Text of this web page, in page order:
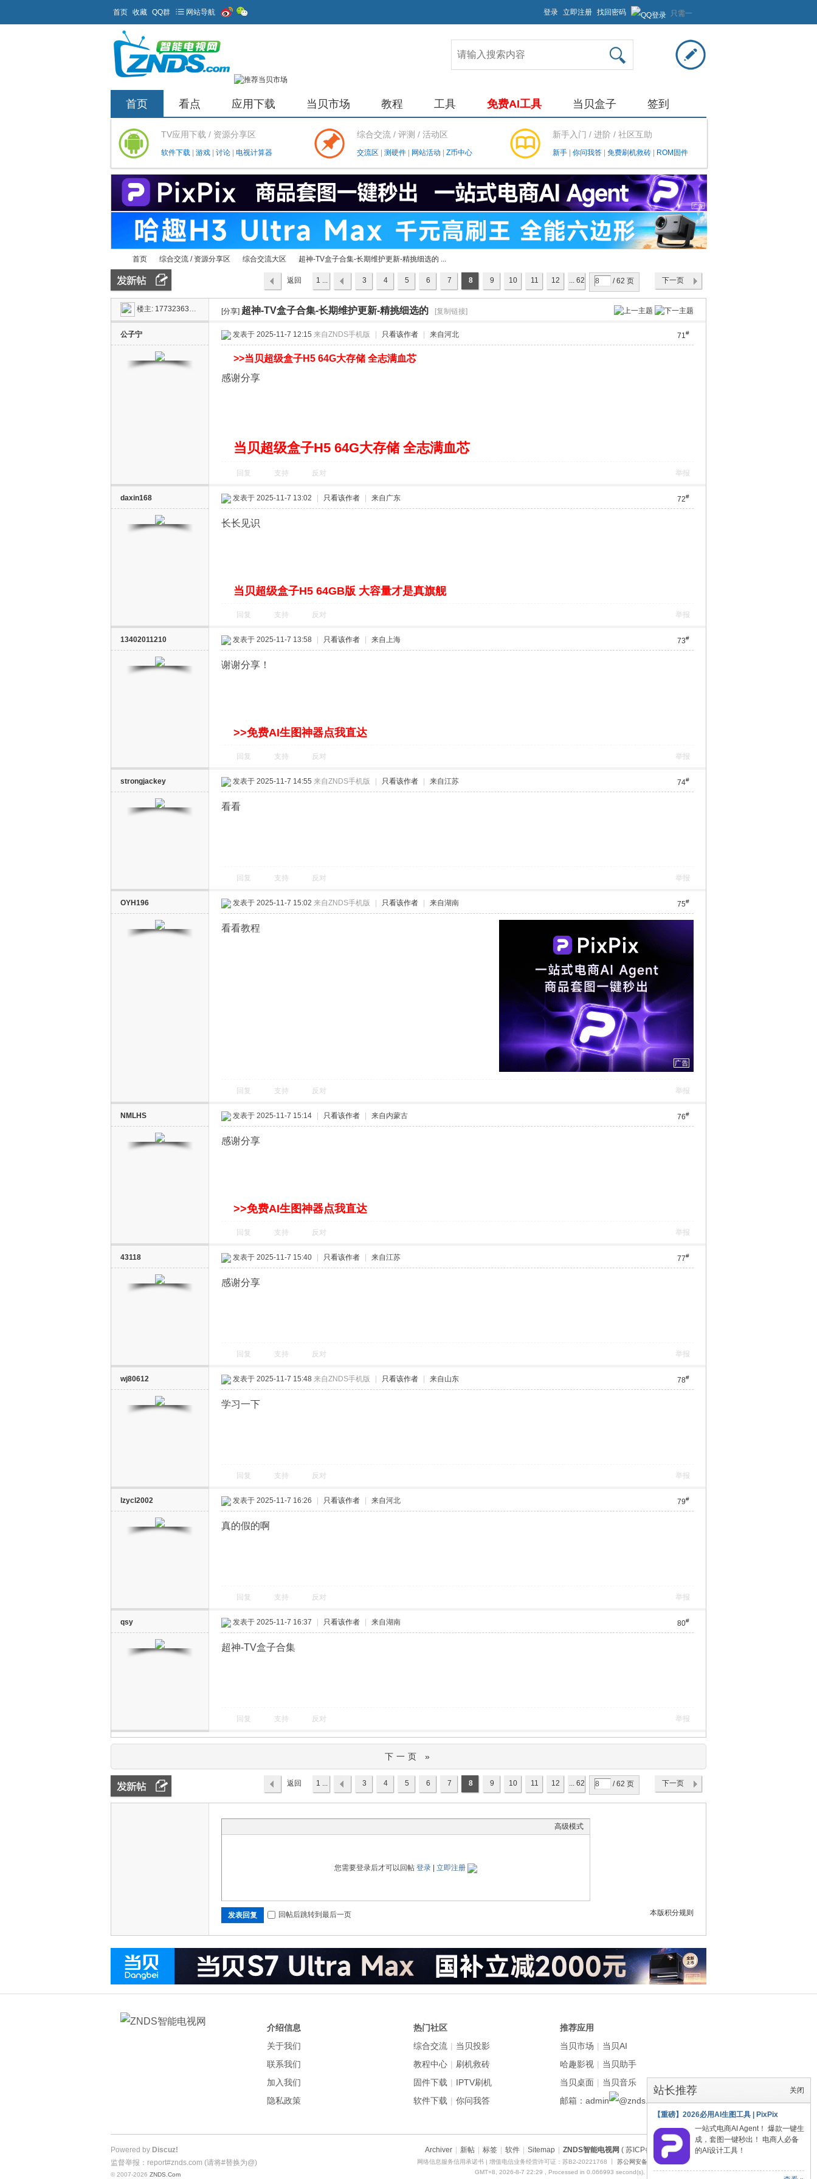
首页 收藏 QQ群 网站导航 只需一
步，快
速开始
登录 立即注册 找回密码
首页 看点 应用下载 当贝市场 教程 工具 免费AI工具 当贝盒子 签到
TV应用下载 / 资源分享区
软件下载 游戏 讨论 电视计算器
综合交流 / 评测 / 活动区
交流区 测硬件 网站活动 Z币中心
新手入门 / 进阶 / 社区互助
新手 你问我答 免费刷机救砖 ROM固件
»
首页
›
综合交流 / 资源分享区
›
综合交流大区
›
超神-TV盒子合集-长期维护更新-精挑细选的 ...
1 ... 3 4 5 6 7 8 9 10 11 12 ... 62 / 62 页 下一页
返回
列表
楼主: 17732363444 [分享] 超神-TV盒子合集-长期维护更新-精挑细选的 [复制链接]
公子宁 71#
发表于 2025-11-7 12:15 来自ZNDS手机版 只看该作者 来自河北
>>当贝超级盒子H5 64G大存储 全志满血芯
感谢分享
当贝超级盒子H5 64G大存储 全志满血芯
回复 支持 反对 举报
daxin168 72#
发表于 2025-11-7 13:02 只看该作者 来自广东
长长见识
当贝超级盒子H5 64GB版 大容量才是真旗舰
回复 支持 反对 举报
13402011210 73#
发表于 2025-11-7 13:58 只看该作者 来自上海
谢谢分享！
>>免费AI生图神器点我直达
回复 支持 反对 举报
strongjackey 74#
发表于 2025-11-7 14:55 来自ZNDS手机版 只看该作者 来自江苏
看看
回复 支持 反对 举报
OYH196 75#
发表于 2025-11-7 15:02 来自ZNDS手机版 只看该作者 来自湖南
看看教程
回复 支持 反对 举报
NMLHS 76#
发表于 2025-11-7 15:14 只看该作者 来自内蒙古
感谢分享
>>免费AI生图神器点我直达
回复 支持 反对 举报
43118 77#
发表于 2025-11-7 15:40 只看该作者 来自江苏
感谢分享
回复 支持 反对 举报
wj80612 78#
发表于 2025-11-7 15:48 来自ZNDS手机版 只看该作者 来自山东
学习一下
回复 支持 反对 举报
lzycl2002 79#
发表于 2025-11-7 16:26 只看该作者 来自河北
真的假的啊
回复 支持 反对 举报
qsy 80#
发表于 2025-11-7 16:37 只看该作者 来自湖南
超神-TV盒子合集
回复 支持 反对 举报
下一页 »
1 ... 3 4 5 6 7 8 9 10 11 12 ... 62 / 62 页 下一页
返回
高级模式
您需要登录后才可以回帖 登录 立即注册
本版积分规则
发表回复 回帖后跳转到最后一页
关闭
站长推荐
【重磅】2026必用AI生图工具 | PixPix
一站式电商AI Agent！ 爆款一键生
成，套图一键秒出！ 电商人必备
的AI设计工具！
推荐应用
当贝市场 | 当贝AI
哈趣影视 | 当贝助手
当贝桌面 | 当贝音乐
邮箱：admin
znds.com
热门社区
综合交流 | 当贝投影
教程中心 | 刷机救砖
固件下载 | IPTV刷机
软件下载 | 你问我答
介绍信息
关于我们
联系我们
加入我们
隐私政策
Archiver 新帖 标签 软件 Sitemap ZNDS智能电视网 ( 苏ICP备2023012627号 )
网络信息服务信用承诺书 | 增值电信业务经营许可证：苏B2-20221768 丨 苏公网安备 32011402011373号
GMT+8, 2026-8-7 22:29 , Processed in 0.066993 second(s), 9 queries , Redis On.
Powered by Discuz!
监督举报：report#znds.com (请将#替换为@)
© 2007-2026 ZNDS.Com